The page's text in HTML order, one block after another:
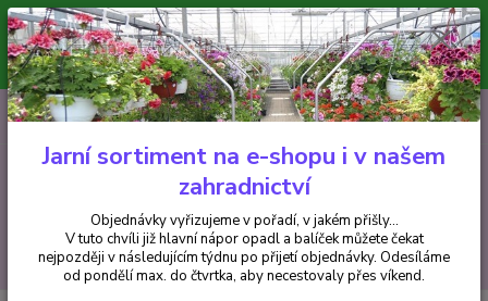
Minimální hodnota pro odeslání z e-shopu je 300 Kč.
V tuto chvíli již hlavní nápor objednávek opadl a balíček můžete čekat
nejpozději v následujícím týdnu po přijetí objednávky. Objednávky
vyřizujeme v pořadí, v jakém přišly...
CZK
Hledat
+420 602 223 614 0ks
za0 Kč
Jarní sortiment na e-shopu i v našem
zahradnictví
Objednávky vyřizujeme v pořadí, v jakém přišly...
V tuto chvíli již hlavní nápor opadl a balíček můžete čekat
nejpozději v následujícím týdnu po přijetí objednávky. Odesíláme
od pondělí max. do čtvrtka, aby necestovaly přes víkend.